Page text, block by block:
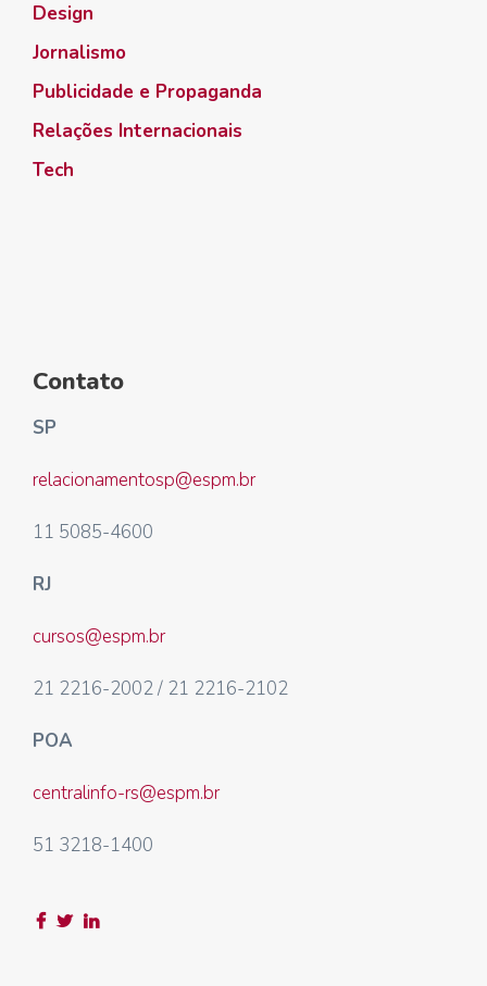
Design
Jornalismo
Publicidade e Propaganda
Relações Internacionais
Tech
Contato
SP
relacionamentosp@espm.br
11 5085-4600
RJ
cursos@espm.br
21 2216-2002 / 21 2216-2102
POA
centralinfo-rs@espm.br
51 3218-1400